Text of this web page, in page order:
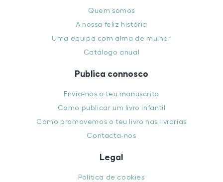
Quem somos
A nossa feliz história
Uma equipa com alma de mulher
Catálogo anual
Publica connosco
Envia-nos o teu manuscrito
Como publicar um livro infantil
Como promovemos o teu livro nas livrarias
Contacta-nos
Legal
Política de cookies